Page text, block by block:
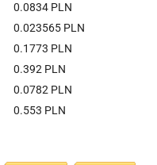
0.0834 PLN
0.023565 PLN
0.1773 PLN
0.392 PLN
0.0782 PLN
0.553 PLN